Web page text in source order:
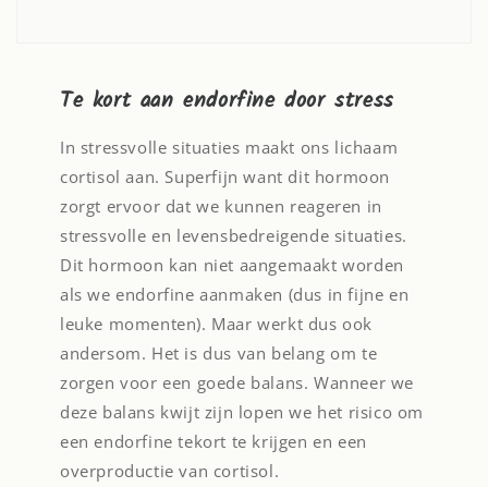
Te kort aan endorfine door stress
In stressvolle situaties maakt ons lichaam
cortisol aan. Superfijn want dit hormoon
zorgt ervoor dat we kunnen reageren in
stressvolle en levensbedreigende situaties.
Dit hormoon kan niet aangemaakt worden
als we endorfine aanmaken (dus in fijne en
leuke momenten). Maar werkt dus ook
andersom. Het is dus van belang om te
zorgen voor een goede balans. Wanneer we
deze balans kwijt zijn lopen we het risico om
een endorfine tekort te krijgen en een
overproductie van cortisol.